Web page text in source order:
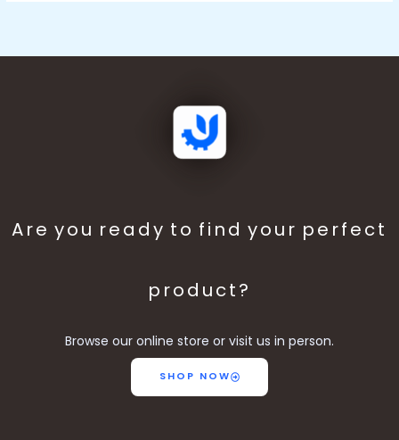
Are you ready to find your perfect
product?
Browse our online store or visit us in person.
SHOP NOW